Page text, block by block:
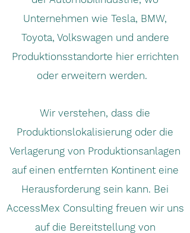
Unternehmen wie Tesla, BMW,
Toyota, Volkswagen und andere
Produktionsstandorte hier errichten
oder erweitern werden.
Wir verstehen, dass die
Produktionslokalisierung oder die
Verlagerung von Produktionsanlagen
auf einen entfernten Kontinent eine
Herausforderung sein kann. Bei
AccessMex Consulting freuen wir uns
auf die Bereitstellung von